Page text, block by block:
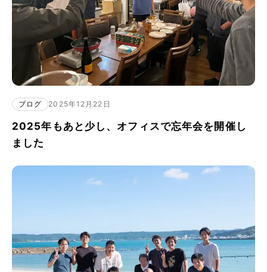
ブログ 2025年12月22日
2025年もあと少し、オフィスで忘年会を開催し
ました